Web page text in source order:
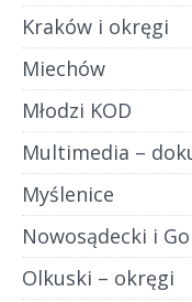
Kraków i okręgi
Miechów
Młodzi KOD
Multimedia –
Myślenice
Nowosądecki i
Olkuski – okręgi